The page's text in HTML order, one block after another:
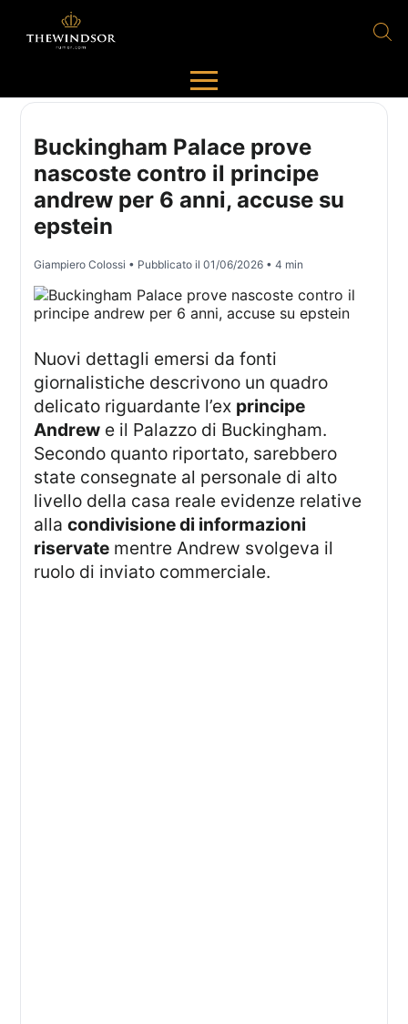
Buckingham Palace prove
nascoste contro il principe
andrew per 6 anni, accuse su
epstein
Giampiero Colossi • Pubblicato il01/06/2026 • 4 min
Nuovi dettagli emersi da fonti
giornalistiche descrivono un quadro
delicato riguardante l’ex principe
Andrew e il Palazzo di Buckingham.
Secondo quanto riportato, sarebbero
state consegnate al personale di alto
livello della casa reale evidenze relative
allacondivisione di informazioni
riservate mentre Andrew svolgeva il
ruolo di inviato commerciale.